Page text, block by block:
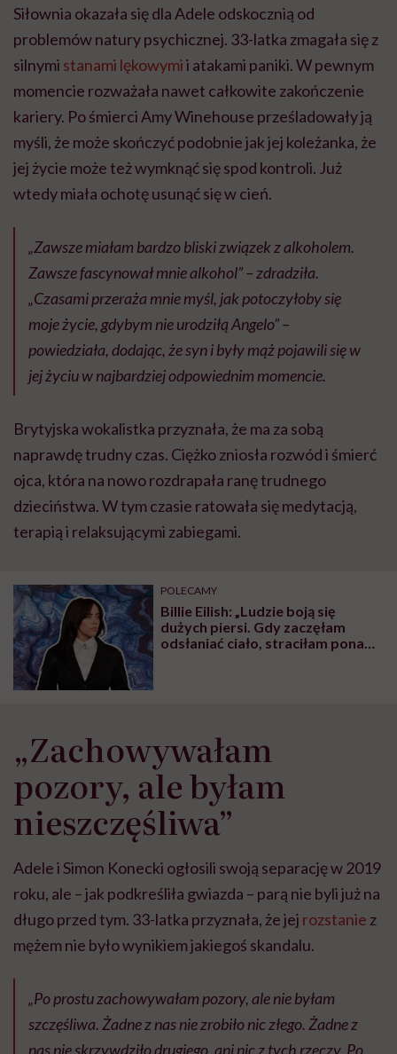
Siłownia okazała się dla Adele odskocznią od
problemów natury psychicznej. 33-latka zmagała się z
silnymi stanami lękowymii atakami paniki. W pewnym
momencie rozważała nawet całkowite zakończenie
kariery. Po śmierci Amy Winehouse prześladowały ją
myśli, że może skończyć podobnie jak jej koleżanka, że
jej życie może też wymknąć się spod kontroli. Już
wtedy miała ochotę usunąć się w cień.
„Zawsze miałam bardzo bliski związek z alkoholem.
Zawsze fascynował mnie alkohol” – zdradziła.
„Czasami przeraża mnie myśl, jak potoczyłoby się
moje życie, gdybym nie urodziłą Angelo” –
powiedziała, dodając, że syn i były mąż pojawili się w
jej życiu w najbardziej odpowiednim momencie.
Brytyjska wokalistka przyznała, że ma za sobą
naprawdę trudny czas. Ciężko zniosła rozwód i śmierć
ojca, która na nowo rozdrapała ranę trudnego
dzieciństwa. W tym czasie ratowała się medytacją,
terapią i relaksującymi zabiegami.
POLECAMY
Billie Eilish: „Ludzie boją się
dużych piersi. Gdy zaczęłam
odsłaniać ciało, straciłam ponad
„Zachowywałam
pozory, ale byłam
nieszczęśliwa”
Adele i Simon Konecki ogłosili swoją separację w 2019
roku, ale – jak podkreśliła gwiazda – parą nie byli już na
długo przed tym. 33-latka przyznała, że jej rozstanie z
mężem nie było wynikiem jakiegoś skandalu.
„Po prostu zachowywałam pozory, ale nie byłam
szczęśliwa. Żadne z nas nie zrobiło nic złego. Żadne z
nas nie skrzywdziło drugiego, ani nic z tych rzeczy. Po